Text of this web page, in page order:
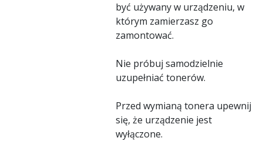
być używany w urządzeniu, w
którym zamierzasz go
zamontować.
Nie próbuj samodzielnie
uzupełniać tonerów.
Przed wymianą tonera upewnij
się, że urządzenie jest
wyłączone.